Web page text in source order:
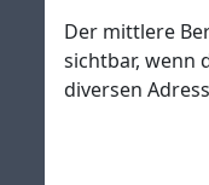
Der mittlere
sichtbar, wenn
diversen